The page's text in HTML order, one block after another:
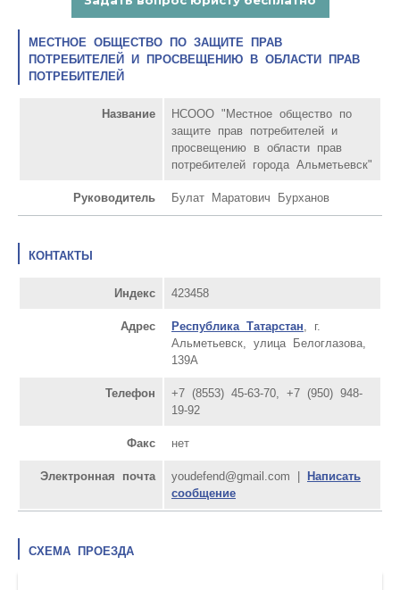
МЕСТНОЕ ОБЩЕСТВО ПО ЗАЩИТЕ ПРАВ
ПОТРЕБИТЕЛЕЙ И ПРОСВЕЩЕНИЮ В ОБЛАСТИ ПРАВ
ПОТРЕБИТЕЛЕЙ
Название
НСООО "Местное общество по
защите прав потребителей и
просвещению в области прав
потребителей города Альметьевск"
Руководитель Булат Маратович Бурханов
КОНТАКТЫ
Индекс 423458
Адрес Республика Татарстан, г.
Альметьевск, улица Белоглазова,
139А
Телефон
+7 (8553) 45-63-70, +7 (950) 948-
19-92
Факс нет
Электронная почта youdefend@gmail.com |
Написать
сообщение
СХЕМА ПРОЕЗДА